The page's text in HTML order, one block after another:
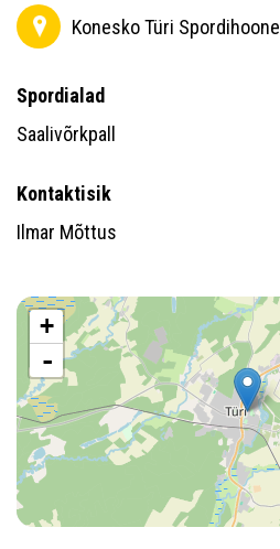
Konesko Türi Spordihoone
Spordialad
Saalivõrkpall
Kontaktisik
Ilmar Mõttus
+
-